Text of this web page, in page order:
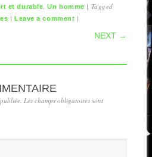
et durable ,Un homme | Tagged
|Leave a comment |
NEXT →
Les champs obligatoires sont